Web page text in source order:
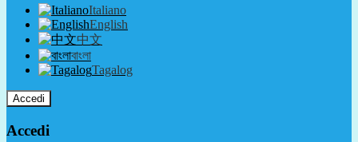
Italiano
English
中文
বাংলা
Tagalog
Accedi
Accedi